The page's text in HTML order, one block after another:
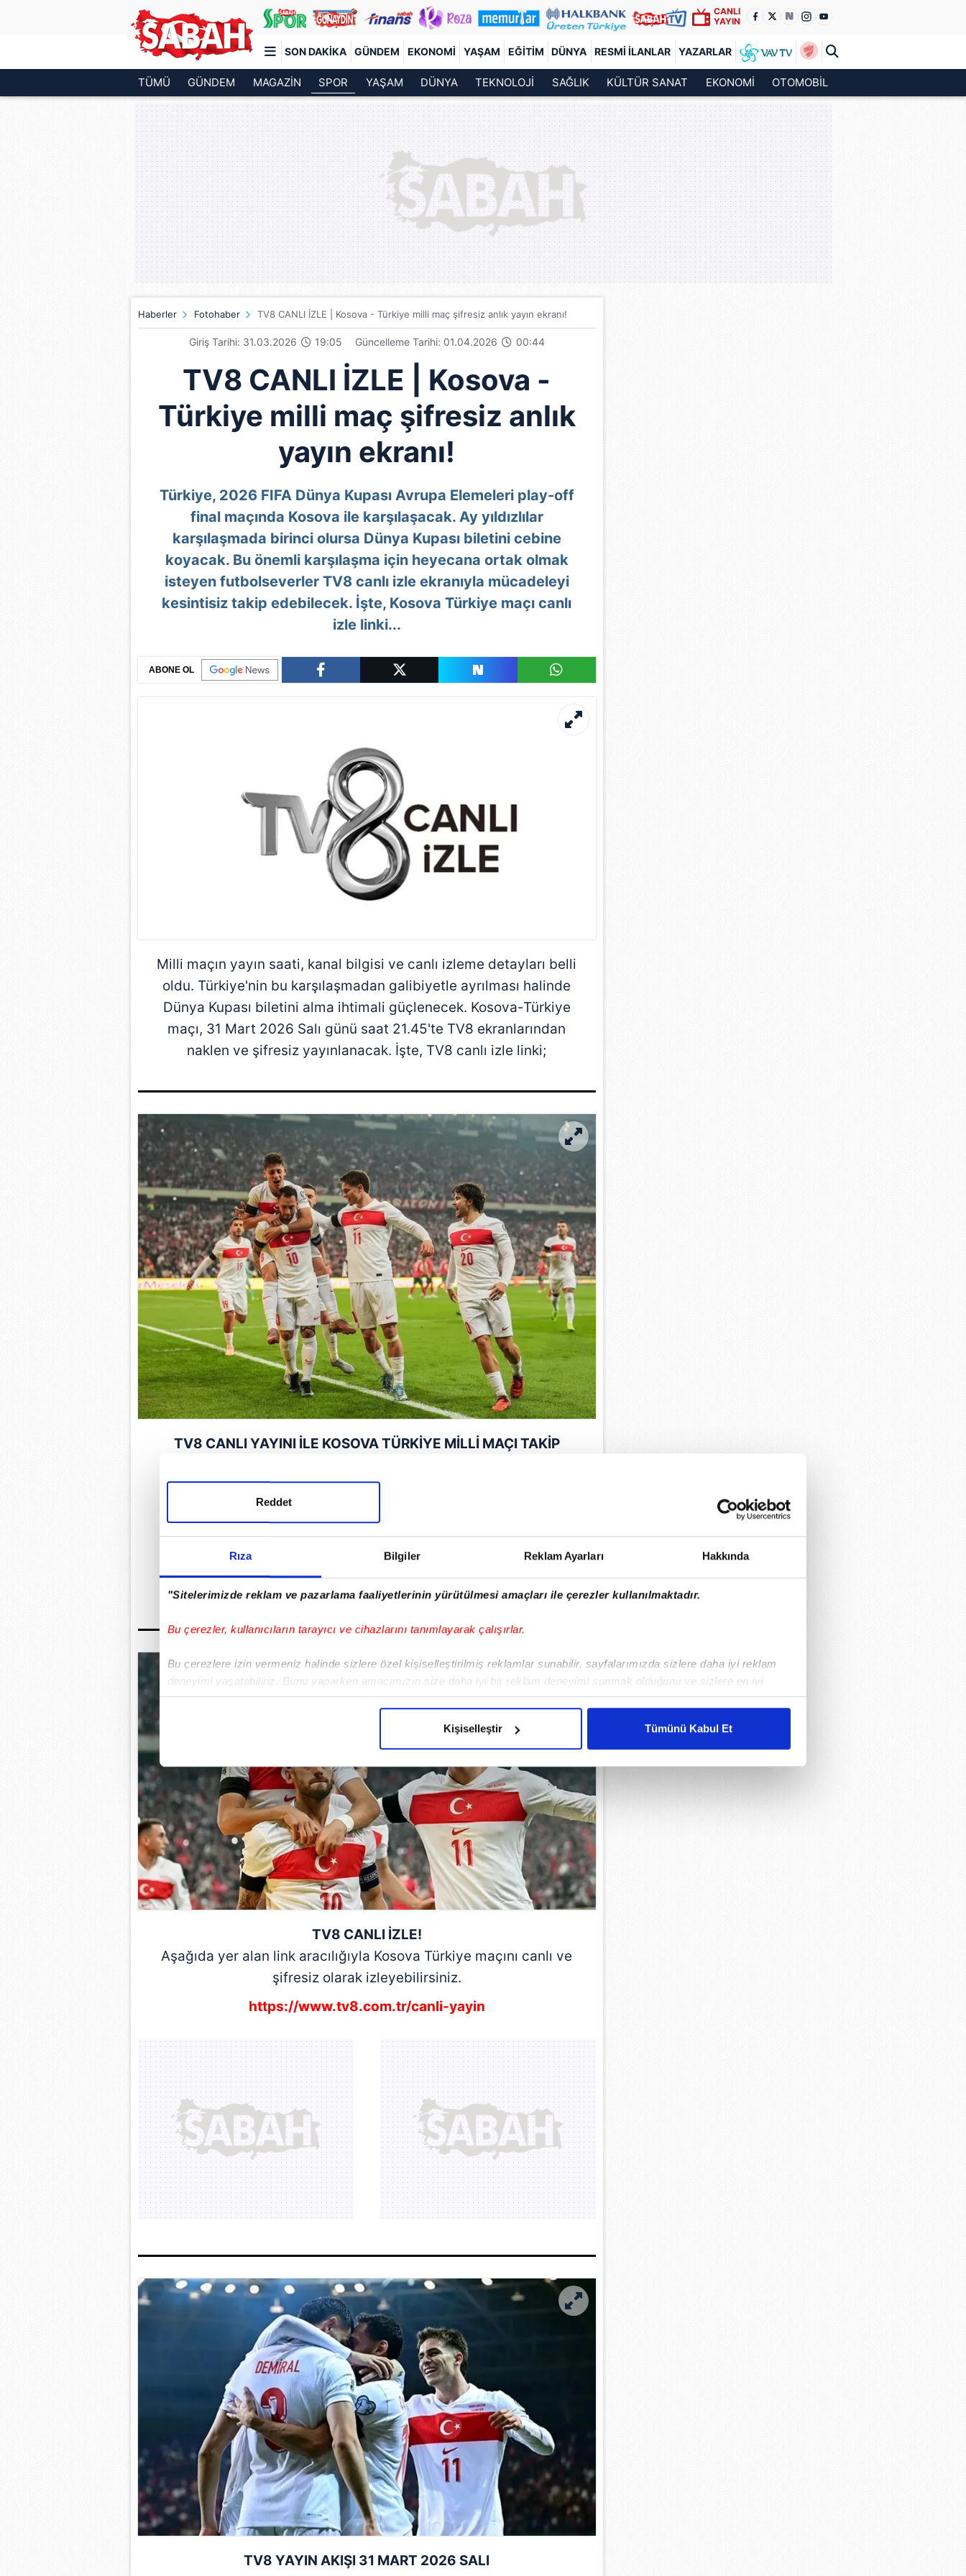
Rıza Bilgiler Reklam Ayarları Hakkında
"Sitelerimizde reklam ve pazarlama faaliyetlerinin yürütülmesi amaçları ile çerezler kullanılmaktadır.
Bu çerezler, kullanıcıların tarayıcı ve cihazlarını tanımlayarak çalışırlar.
Bu çerezlere izin vermeniz halinde sizlere özel kişiselleştirilmiş reklamlar sunabilir, sayfalarımızda sizlere daha iyi reklam
deneyimi yaşatabiliriz. Bunu yaparken amacımızın size daha iyi bir reklam deneyimi sunmak olduğunu ve sizlere en iyi
içerikleri sunabilmek adına elimizden gelen çabayı gösterdiğimizi ve bu noktada, reklamların maliyetlerimizi karşılamak
Her halükârda, kullanıcılar, bu çerezlere izin vermedikleri takdirde, kullanıcılara hedefli reklamlar gösterilmeyecektir."
Sizlere daha iyi bir hizmet sunabilmek için İnternet Sitemizde kendimize ve üçüncü kişilere ait çerezler kullanılmaktadır. Bu
çerezler vasıtasıyla çeşitli kişisel verileriniz işlenmekte olup gerekli olan çerezler bilgi toplumu hizmetlerinin sunulması
amacıyla kullanılmaktadır. Diğer çerezler, sitemizin daha işlevsel kılınması ve kişiselleştirilmesi ve sizlere yönelik
reklam/pazarlama faaliyetlerinin yapılması, amaçlarıyla sınırlı olarak açık rızanız dahilinde kullanılacaktır.
Çerezlere ilişkin tercihlerinizi aşağıda yer alan panel vasıtasıyla belirleyebilirsiniz. Çerezlere ilişkin detaylı bilgi için Ayarlar
butonuna tıklayabilir,Çerez Bilgilendirme Metnimiziziyaret edebilirsiniz.
mevzuata uygun olarak kullanılan çerezlerle ilgili bilgi almak için lütfen
Reddet
Kişiselleştir Tümünü Kabul Et
CANLI
YAYIN
SON DAKIKA GÜNDEM EKONOMI YAŞAM EĞITIM DÜNYA RESMI İLANLAR YAZARLAR
Türkiye'nin en iyi haber sitesi
TÜMÜ GÜNDEM MAGAZİN SPOR YAŞAM DÜNYA TEKNOLOJİ SAĞLIK KÜLTÜR SANAT EKONOMİ OTOMOBİL
Haberler Fotohaber TV8 CANLI İZLE | Kosova - Türkiye milli maç şifresiz anlık yayın ekranı!
Giriş Tarihi: 31.03.2026 19:05 Güncelleme Tarihi: 01.04.2026 00:44
TV8 CANLI İZLE | Kosova -
Türkiye milli maç şifresiz anlık
yayın ekranı!
Türkiye, 2026 FIFA Dünya Kupası Avrupa Elemeleri play-off
final maçında Kosova ile karşılaşacak. Ay yıldızlılar
karşılaşmada birinci olursa Dünya Kupası biletini cebine
koyacak. Bu önemli karşılaşma için heyecana ortak olmak
isteyen futbolseverler TV8 canlı izle ekranıyla mücadeleyi
kesintisiz takip edebilecek. İşte, Kosova Türkiye maçı canlı
izle linki...
ABONE OL
Milli maçın yayın saati, kanal bilgisi ve canlı izleme detayları belli
oldu. Türkiye'nin bu karşılaşmadan galibiyetle ayrılması halinde
Dünya Kupası biletini alma ihtimali güçlenecek. Kosova-Türkiye
maçı, 31 Mart 2026 Salı günü saat 21.45'te TV8 ekranlarından
naklen ve şifresiz yayınlanacak. İşte, TV8 canlı izle linki;
TV8 CANLI YAYINI İLE KOSOVA TÜRKİYE MİLLİ MAÇI TAKİP
Kosova-Türkiyemaçı, 31 Mart 2026 Salı günü saat 21.45'te
oynanacak. Kosova-Türkiye play-off turu final maçı TV8
GÜNÜN EN ÖNEMLİ MANŞETLERİ İÇİN TIKLAYIN
TV8 CANLI İZLE!
Aşağıda yer alan link aracılığıyla Kosova Türkiye maçını canlı ve
şifresiz olarak izleyebilirsiniz.
https://www.tv8.com.tr/canli-yayin
TV8 YAYIN AKIŞI 31 MART 2026 SALI